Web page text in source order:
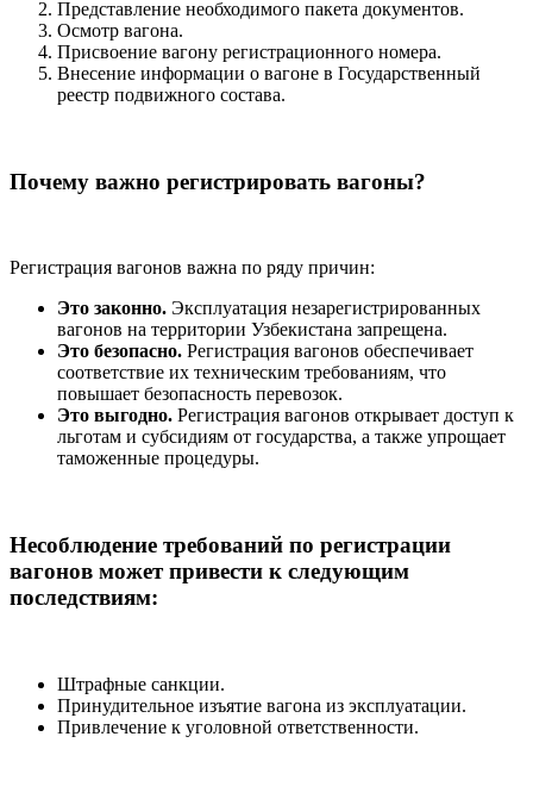
Представление необходимого пакета документов.
Осмотр вагона.
Присвоение вагону регистрационного номера.
Внесение информации о вагоне в Государственный
реестр подвижного состава.
Почему важно регистрировать вагоны?
Регистрация вагонов важна по ряду причин:
Это законно. Эксплуатация незарегистрированных
вагонов на территории Узбекистана запрещена.
Это безопасно. Регистрация вагонов обеспечивает
соответствие их техническим требованиям, что
повышает безопасность перевозок.
Это выгодно. Регистрация вагонов открывает доступ к
льготам и субсидиям от государства, а также упрощает
таможенные процедуры.
Несоблюдение требований по регистрации
вагонов может привести к следующим
последствиям:
Штрафные санкции.
Принудительное изъятие вагона из эксплуатации.
Привлечение к уголовной ответственности.